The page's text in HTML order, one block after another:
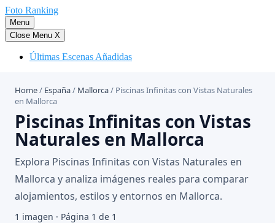
Saltar
al
contenido
Foto Ranking
Menu
Close Menu X
Últimas Escenas Añadidas
Home/ España/ Mallorca/ Piscinas Infinitas con Vistas Naturales
en Mallorca
Piscinas Infinitas con Vistas
Naturales en Mallorca
Explora Piscinas Infinitas con Vistas Naturales en
Mallorca y analiza imágenes reales para comparar
alojamientos, estilos y entornos en Mallorca.
1 imagen · Página 1 de 1